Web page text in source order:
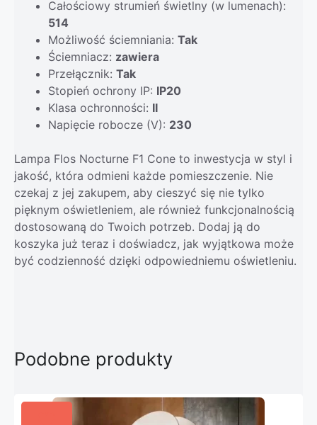
Całościowy strumień świetlny (w lumenach):
514
Możliwość ściemniania: Tak
Ściemniacz: zawiera
Przełącznik: Tak
Stopień ochrony IP: IP20
Klasa ochronności: II
Napięcie robocze (V): 230
Lampa Flos Nocturne F1 Cone to inwestycja w styl i
jakość, która odmieni każde pomieszczenie. Nie
czekaj z jej zakupem, aby cieszyć się nie tylko
pięknym oświetleniem, ale również funkcjonalnością
dostosowaną do Twoich potrzeb. Dodaj ją do
koszyka już teraz i doświadcz, jak wyjątkowa może
być codzienność dzięki odpowiedniemu oświetleniu.
Podobne produkty